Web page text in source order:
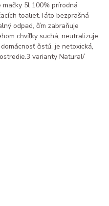
5l 100% prírodná
toaliet.Táto bezprašná
odpad, čím zabraňuje
chvíľky suchá, neutralizuje
čistú, je netoxická,
varianty Natural/